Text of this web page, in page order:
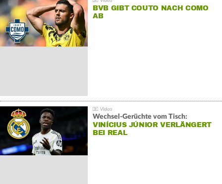
BVB GIBT COUTO NACH COMO
AB
Wechsel-Gerüchte vom Tisch:
VINÍCIUS JÚNIOR VERLÄNGERT
BEI REAL